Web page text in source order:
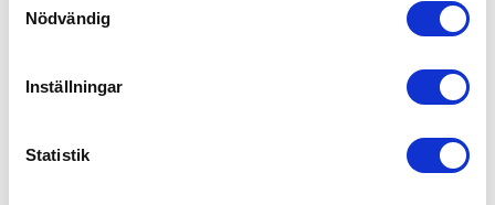
Nödvändig
Inställningar
Statistik